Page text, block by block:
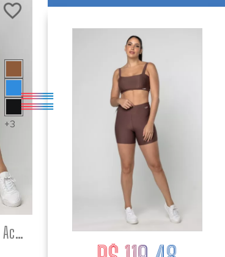
+3
Short Fitness Feminino Academia Poliamida Marrom Básico